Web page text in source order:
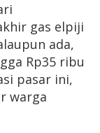
gas elpiji
ada,
Rp35 ribu
pasar ini,
warga